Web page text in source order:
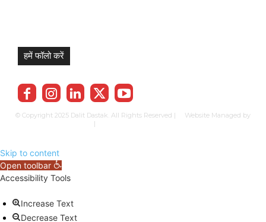
हमें फॉलो करें
© Copyright 2025 Dalit Dastak. All Rights Reserved | Website Managed by
|
Skip to content
Open toolbar
Accessibility Tools
Increase Text
Decrease Text